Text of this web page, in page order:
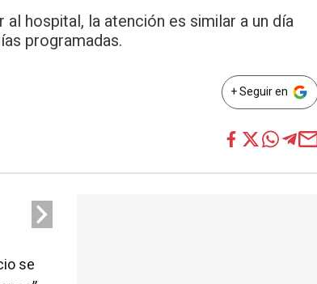
hospital, la atención es similar a un día
programadas.
+ Seguir en
se